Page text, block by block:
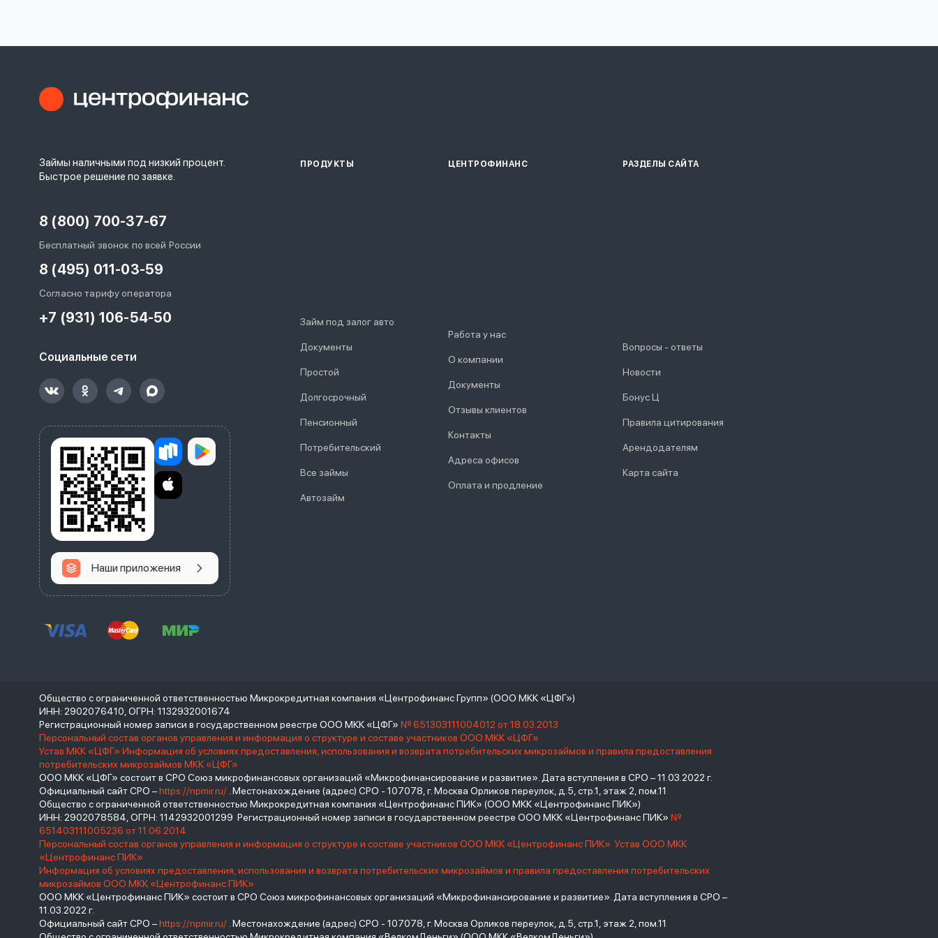
Займы наличными под низкий процент.
Быстрое решение по заявке.
8 (800) 700-37-67
Бесплатный звонок по всей России
8 (495) 011-03-59
Согласно тарифу оператора
+7 (931) 106-54-50
Социальные сети
Наши приложения
ПРОДУКТЫ
Займ под залог авто
Документы
Простой
Долгосрочный
Пенсионный
Потребительский
Все займы
Автозайм
ЦЕНТРОФИНАНС
Работа у нас
О компании
Документы
Отзывы клиентов
Контакты
Адреса офисов
Оплата и продление
РАЗДЕЛЫ САЙТА
Вопросы - ответы
Новости
Бонус Ц
Правила цитирования
Арендодателям
Карта сайта
Общество с ограниченной ответственностью Микрокредитная компания «Центрофинанс Групп» (ООО МКК «ЦФГ»)
ИНН: 2902076410, ОГРН: 1132932001674
Регистрационный номер записи в государственном реестре ООО МКК «ЦФГ» № 651303111004012 от 18.03.2013
Персональный состав органов управления и информация о структуре и составе участников ООО МКК «ЦФГ»
Устав МКК «ЦФГ» Информация об условиях предоставления, использования и возврата потребительских микрозаймов и правила предоставления
потребительских микрозаймов МКК «ЦФГ»
ООО МКК «ЦФГ» состоит в СРО Союз микрофинансовых организаций «Микрофинансирование и развитие». Дата вступления в СРО – 11.03.2022 г.
Официальный сайт СРО –https://npmir.ru/ . Местонахождение (адрес) СРО - 107078, г. Москва Орликов переулок, д.5, стр.1, этаж 2, пом.11
Общество с ограниченной ответственностью Микрокредитная компания «Центрофинанс ПИК» (ООО МКК «Центрофинанс ПИК»)
ИНН: 2902078584, ОГРН: 1142932001299 Регистрационный номер записи в государственном реестре ООО МКК «Центрофинанс ПИК» №
651403111005236 от 11.06.2014
Персональный состав органов управления и информация о структуре и составе участников ООО МКК «Центрофинанс ПИК» Устав ООО МКК
«Центрофинанс ПИК»
Информация об условиях предоставления, использования и возврата потребительских микрозаймов и правила предоставления потребительских
микрозаймов ООО МКК «Центрофинанс ПИК»
ООО МКК «Центрофинанс ПИК» состоит в СРО Союз микрофинансовых организаций «Микрофинансирование и развитие». Дата вступления в СРО –
11.03.2022 г.
Официальный сайт СРО –https://npmir.ru/ . Местонахождение (адрес) СРО - 107078, г. Москва Орликов переулок, д.5, стр.1, этаж 2, пом.11
Войти под другим номером